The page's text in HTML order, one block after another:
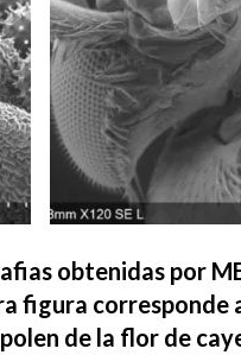
obtenidas por
figura corresponde
de la flor de